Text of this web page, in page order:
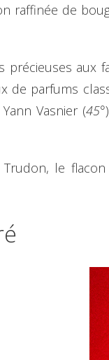
de
aux
de parfums
Vasnier (45°
le